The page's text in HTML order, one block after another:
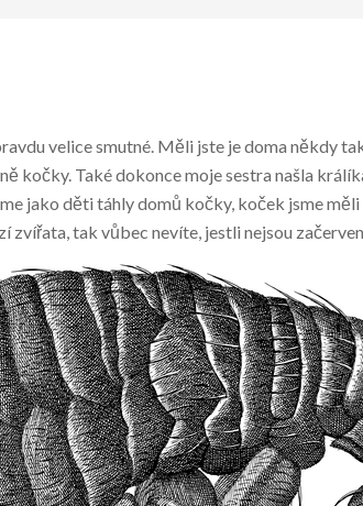
velice smutné. Měli jste je doma někdy
kočky. Také dokonce moje sestra našla
jako děti táhly domů kočky, koček jsme
zvířata, tak vůbec nevíte, jestli nejsou